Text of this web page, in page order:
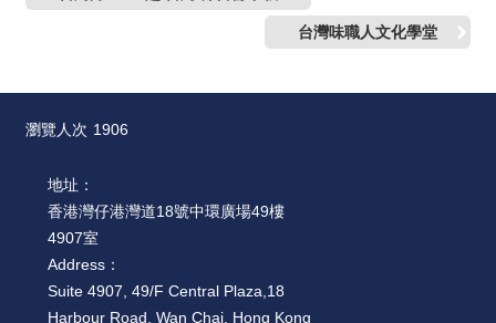
台灣味職人文化學堂
瀏覽人次 1906
地址：
香港灣仔港灣道18號中環廣場49樓
4907室
Address：
Suite 4907, 49/F Central Plaza,18
Harbour Road, Wan Chai, Hong Kong